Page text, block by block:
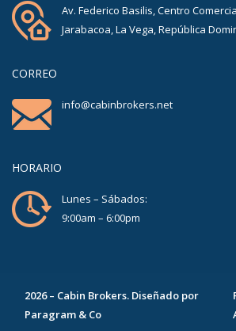
Av. Federico Basilis, Centro
Jarabacoa, La Vega, República
CORREO
info@cabinbrokers.net
HORARIO
Lunes – Sábados:
9:00am – 6:00pm
2026– Cabin Brokers. Diseñado por
Paragram & Co